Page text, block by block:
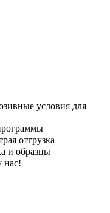
условия для
отгрузка
и образцы
нас!